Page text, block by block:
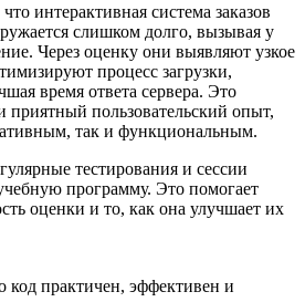
интерактивная система заказов
слишком долго, вызывая у
Через оценку они выявляют узкое
процесс загрузки,
время ответа сервера. Это
приятный пользовательский опыт,
так и функциональным.
тестирования и сессии
программу. Это помогает
оценки и то, как она улучшает их
код практичен, эффективен и